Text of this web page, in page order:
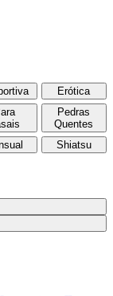
Erótica
Pedras
Quentes
Shiatsu